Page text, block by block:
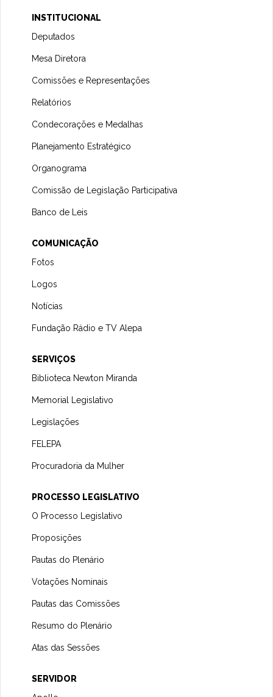
INSTITUCIONAL
Deputados
Mesa Diretora
Comissões e Representações
Relatórios
Condecorações e Medalhas
Planejamento Estratégico
Organograma
Comissão de Legislação Participativa
Banco de Leis
COMUNICAÇÃO
Fotos
Logos
Notícias
Fundação Rádio e TV Alepa
SERVIÇOS
Biblioteca Newton Miranda
Memorial Legislativo
Legislações
FELEPA
Procuradoria da Mulher
PROCESSO LEGISLATIVO
O Processo Legislativo
Proposições
Pautas do Plenário
Votações Nominais
Pautas das Comissões
Resumo do Plenário
Atas das Sessões
SERVIDOR